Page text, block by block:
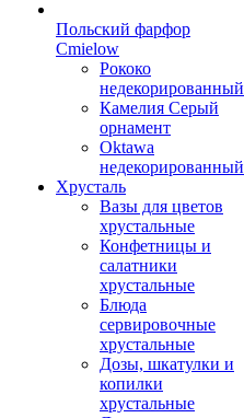
Польский фарфор
Сmielow
Рококо
недекорированный
Камелия Серый
орнамент
Oktawa
недекорированный
Хрусталь
Вазы для цветов
хрустальные
Конфетницы и
салатники
хрустальные
Блюда
сервировочные
хрустальные
Дозы, шкатулки и
копилки
хрустальные